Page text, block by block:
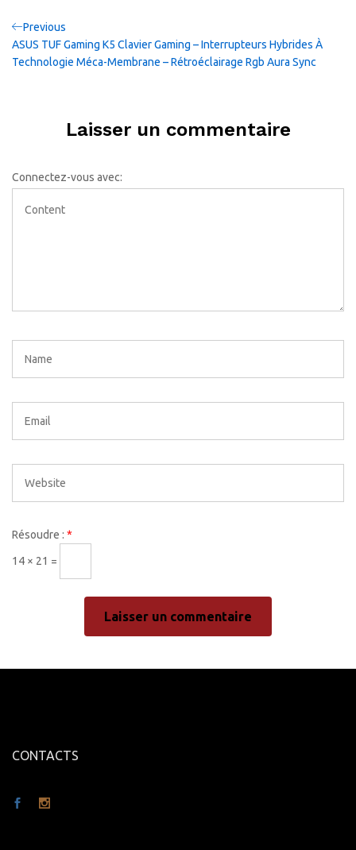
Navigation
de
Previous
Post
Previous
ASUS TUF Gaming K5 Clavier Gaming – Interrupteurs Hybrides À
Technologie Méca-Membrane – Rétroéclairage Rgb Aura Sync
Laisser un commentaire
Connectez-vous avec:
Résoudre : *
14 × 21 =
CONTACTS